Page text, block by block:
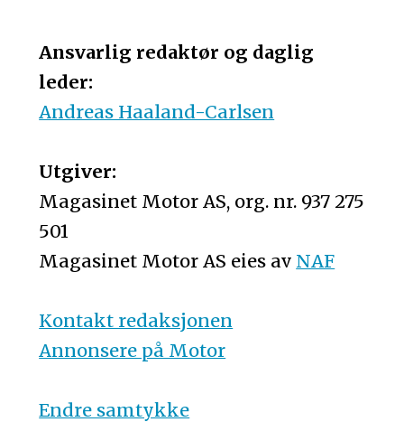
Ansvarlig redaktør og daglig
leder:
Andreas Haaland-Carlsen
Utgiver:
Magasinet Motor AS, org. nr. 937 275
501
Magasinet Motor AS eies av NAF
Kontakt redaksjonen
Annonsere på Motor
Endre samtykke